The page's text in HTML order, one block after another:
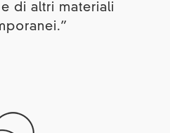
di altri materiali